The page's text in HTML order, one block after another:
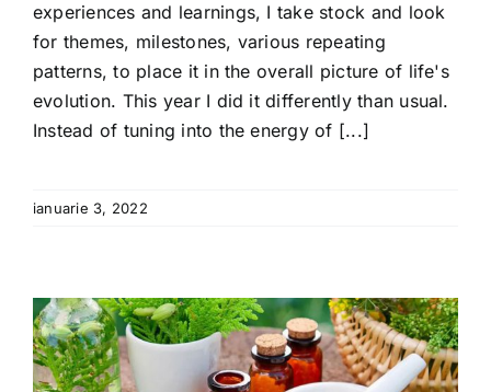
experiences and learnings, I take stock and look
for themes, milestones, various repeating
patterns, to place it in the overall picture of life's
evolution. This year I did it differently than usual.
Instead of tuning into the energy of [...]
ianuarie 3, 2022